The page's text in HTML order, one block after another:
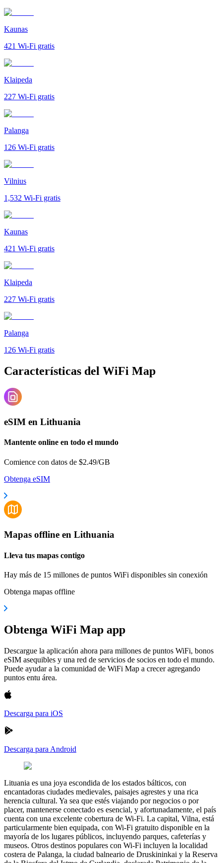
Kaunas
421 Wi-Fi gratis
Klaipeda
227 Wi-Fi gratis
Palanga
126 Wi-Fi gratis
Vilnius
1,532 Wi-Fi gratis
Kaunas
421 Wi-Fi gratis
Klaipeda
227 Wi-Fi gratis
Palanga
126 Wi-Fi gratis
Características del WiFi Map
eSIM en Lithuania
Mantente online en todo el mundo
Comience con datos de $2.49/GB
Obtenga eSIM
Mapas offline en Lithuania
Lleva tus mapas contigo
Hay más de 15 millones de puntos WiFi disponibles sin conexión
Obtenga mapas offline
Obtenga WiFi Map app
Descargue la aplicación ahora para millones de puntos WiFi, bonos
eSIM asequibles y una red de servicios de socios en todo el mundo.
Puede ayudar a la comunidad de WiFi Map a crecer agregando
puntos entu área.
Descarga para iOS
Descarga para Android
Lituania es una joya escondida de los estados bálticos, con
encantadoras ciudades medievales, paisajes agrestes y una rica
herencia cultural. Ya sea que estés viajando por negocios o por
placer, mantenerse conectado es esencial, y afortunadamente, el país
cuenta con una excelente cobertura de Wi-Fi. La capital, Vilna, está
particularmente bien equipada, con Wi-Fi gratuito disponible en la
mayoría de los lugares públicos, incluyendo parques, cafeterías y
museos. Otros destinos populares con Wi-Fi incluyen la localidad
costera de Palanga, la ciudad balneario de Druskininkai y la Reserva